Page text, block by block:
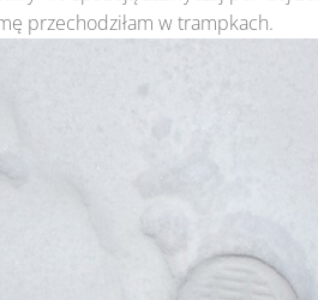
przechodziłam w trampkach.